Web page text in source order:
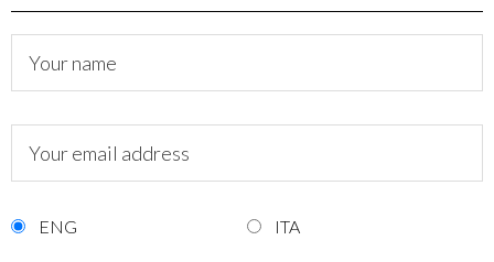
ENG ITA